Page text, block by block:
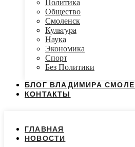
Политика
Общество
Смоленск
Культура
Наука
Экономика
Спорт
Без Политики
БЛОГ ВЛАДИМИРА
КОНТАКТЫ
ГЛАВНАЯ
НОВОСТИ